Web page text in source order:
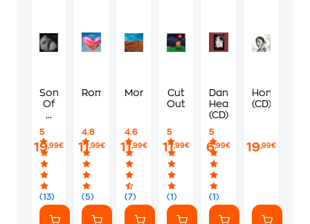
Songs
Of
A
World
5
(13)
19,99€
Romance
4.8
(5)
11,99€
More
4.6
(7)
11,99€
Cut
Outs
5
(1)
11,99€
Dancing
Headlights
(CD)
5
(1)
6,99€
Honora
(CD)
19,99€